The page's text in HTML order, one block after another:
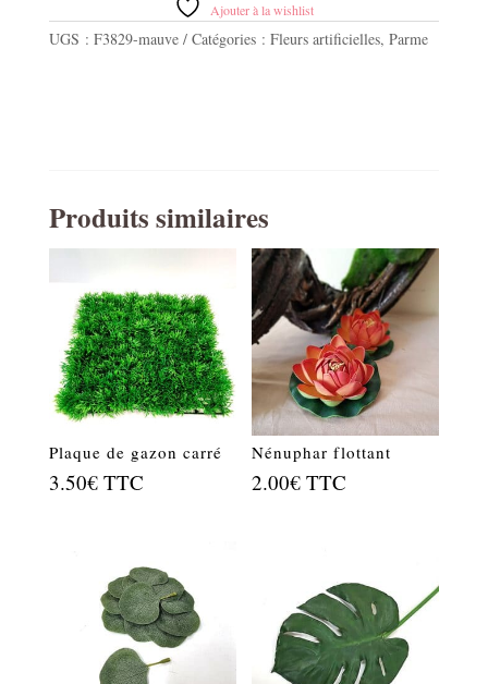
Ajouter à la wishlist
UGS : F3829-mauve Catégories : Fleurs artificielles, Parme
Produits similaires
Plaque de gazon carré
3.50€ TTC
Nénuphar flottant
2.00€ TTC